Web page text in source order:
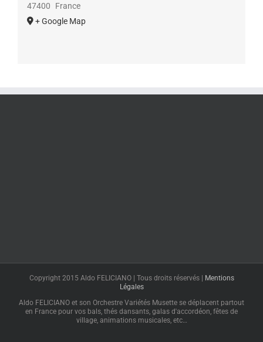
47400
France
+ Google Map
Copyright 2015 Aldo FELICIANO | Tous droits réservés |
Mentions
Légales
Aldo FELICIANO et son Orchestre Variétés Musette se déplacent partout
en France pour vos bals, thés dansants, galas d'accordéon, fêtes de
village, animations musicales, etc…